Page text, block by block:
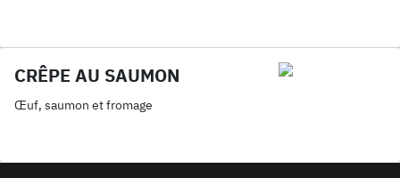
CRÊPE AU SAUMON
Œuf, saumon et fromage